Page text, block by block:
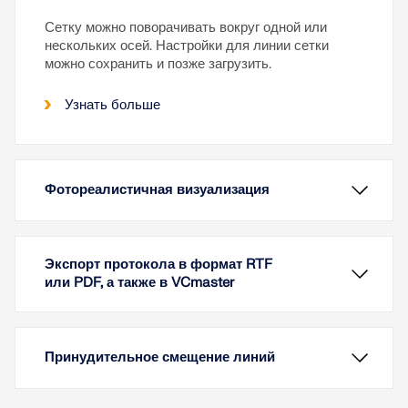
Сетку можно поворачивать вокруг одной или
нескольких осей. Настройки для линии сетки
можно сохранить и позже загрузить.
Узнать больше
Фотореалистичная визуализация
Экспорт протокола в формат RTF
или PDF, а также в VCmaster
Принудительное смещение линий